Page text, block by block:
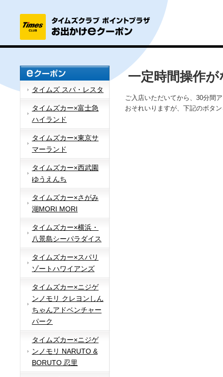
タイムズ スパ・レスタ
タイムズカー×富士急
ハイランド
タイムズカー×東京サ
マーランド
タイムズカー×西武園
ゆうえんち
タイムズカー×さがみ
湖MORI MORI
タイムズカー×横浜・
八景島シーパラダイス
タイムズカー×スパリ
ゾートハワイアンズ
タイムズカー×ニジゲ
ンノモリ クレヨンしん
ちゃんアドベンチャー
パーク
タイムズカー×ニジゲ
ンノモリ NARUTO &
BORUTO 忍里
一定時間操作
ご入店いただいてから、30分間
おそれいりますが、下記のボタ